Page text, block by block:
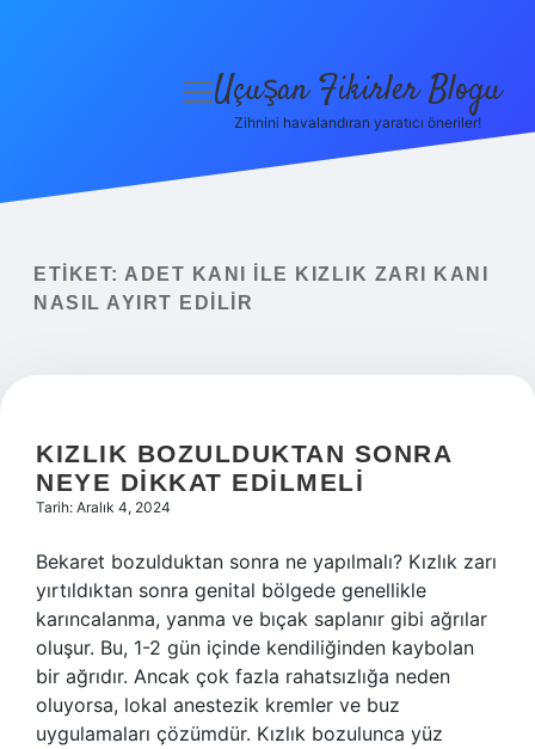
Yasal Uyarı
menüyü
Uçuşan Fikirler Blogu
Zihnini havalandıran yaratıcı öneriler!
ETIKET: ADET KANI ILE KIZLIK ZARI KANI
NASIL AYIRT EDILIR
KIZLIK BOZULDUKTAN SONRA
NEYE DIKKAT EDILMELI
Tarih: Aralık 4, 2024
Bekaret bozulduktan sonra ne yapılmalı? Kızlık zarı
yırtıldıktan sonra genital bölgede genellikle
karıncalanma, yanma ve bıçak saplanır gibi ağrılar
oluşur. Bu, 1-2 gün içinde kendiliğinden kaybolan
bir ağrıdır. Ancak çok fazla rahatsızlığa neden
oluyorsa, lokal anestezik kremler ve buz
uygulamaları çözümdür. Kızlık bozulunca yüz